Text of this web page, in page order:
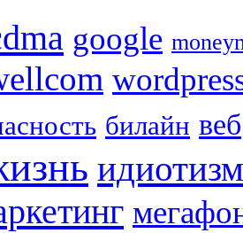
google
билайн веб
идиотизм